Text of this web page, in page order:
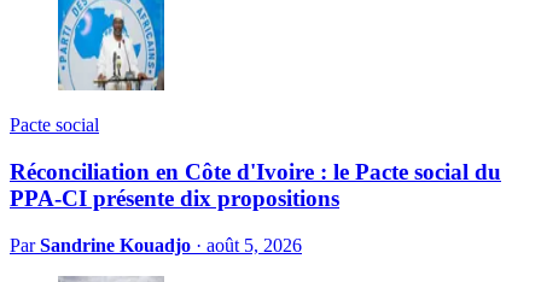
Pacte social
Réconciliation en Côte d'Ivoire : le Pacte social du
PPA-CI présente dix propositions
ParSandrine Kouadjo · août 5, 2026